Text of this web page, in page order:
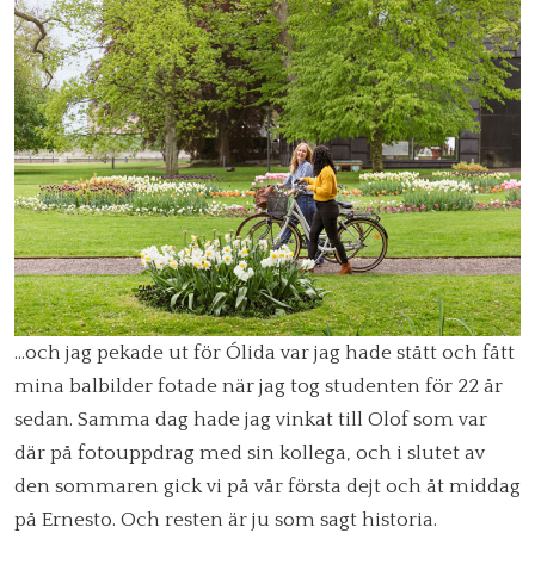
…och jag pekade ut för Ólida var jag hade stått och fått
mina balbilder fotade när jag tog studenten för 22 år
sedan. Samma dag hade jag vinkat till Olof som var
där på fotouppdrag med sin kollega, och i slutet av
den sommaren gick vi på vår första dejt och åt middag
på Ernesto. Och resten är ju som sagt historia.